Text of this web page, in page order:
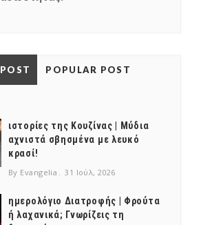
POPULAR POST
ιστορίες της Κουζίνας | Μύδια
αχνιστά σβησμένα με λευκό
κρασί!
By Evangelia 31 Ιούλ, 2026
ημερολόγιο Διατροφής | Φρούτα
ή λαχανικά; Γνωρίζεις τη